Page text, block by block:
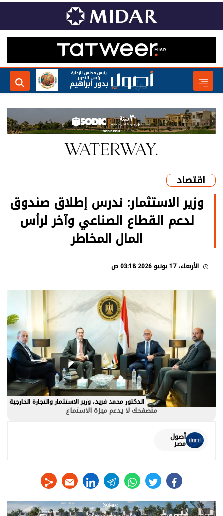
رئيس مجلس الإدارة
رئيس التحرير
بدور ابراهيم
اقتصاد
وزير الاستثمار: ندرس إطلاق صندوق
لدعم القطاع الصناعي وآخر لرأس
المال المخاطر
الأربعاء، 17 يونيو 2026 03:18 ص
الدكتور محمد فريد، وزير الاستثمار والتجارة الخارجية
متصفحك لا يدعم ميزة الاستماع
أصول
مصر
facebook
twitter
whats
telegram
linkedin